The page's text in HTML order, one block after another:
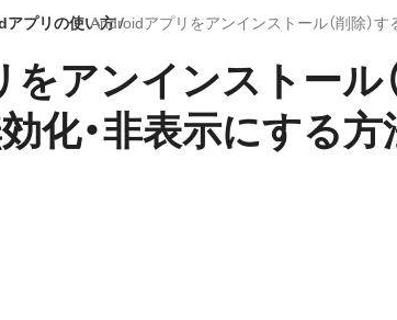
プリの使い方
アンインストール（
化・非表示にする方